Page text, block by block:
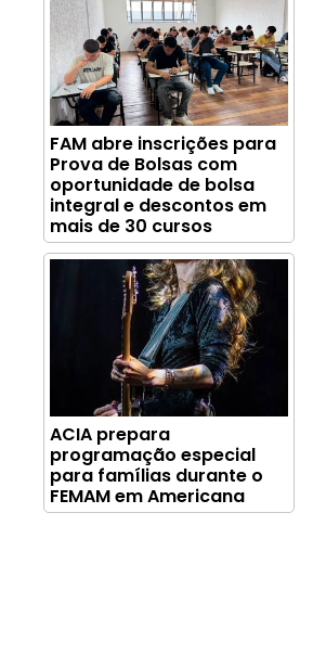
FAM abre inscrições para
Prova de Bolsas com
oportunidade de bolsa
integral e descontos em
mais de 30 cursos
ACIA prepara
programação especial
para famílias durante o
FEMAM em Americana